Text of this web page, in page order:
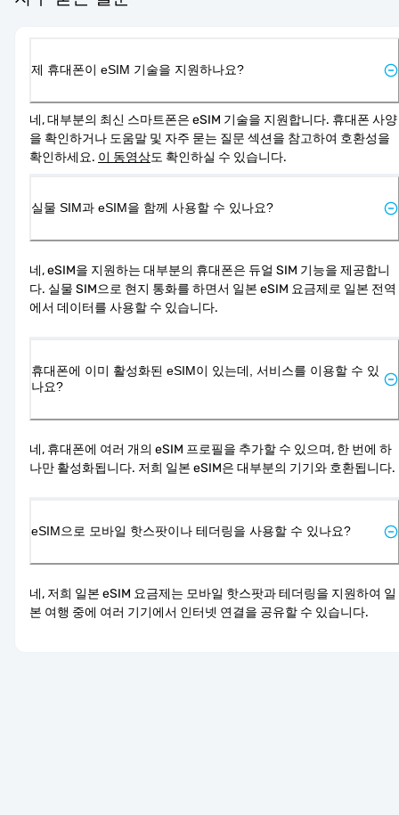
제 휴대폰이 eSIM 기술을 지원하나요?
네, 대부분의 최신 스마트폰은 eSIM 기술을 지원합니다. 휴대폰 사양
을 확인하거나 도움말 및 자주 묻는 질문 섹션을 참고하여 호환성을
확인하세요. 이 동영상도 확인하실 수 있습니다.
실물 SIM과 eSIM을 함께 사용할 수 있나요?
네, eSIM을 지원하는 대부분의 휴대폰은 듀얼 SIM 기능을 제공합니
다. 실물 SIM으로 현지 통화를 하면서 일본 eSIM 요금제로 일본 전역
에서 데이터를 사용할 수 있습니다.
휴대폰에 이미 활성화된 eSIM이 있는데, 서비스를 이용할 수 있
나요?
네, 휴대폰에 여러 개의 eSIM 프로필을 추가할 수 있으며, 한 번에 하
나만 활성화됩니다. 저희 일본 eSIM은 대부분의 기기와 호환됩니다.
eSIM으로 모바일 핫스팟이나 테더링을 사용할 수 있나요?
네, 저희 일본 eSIM 요금제는 모바일 핫스팟과 테더링을 지원하여 일
본 여행 중에 여러 기기에서 인터넷 연결을 공유할 수 있습니다.